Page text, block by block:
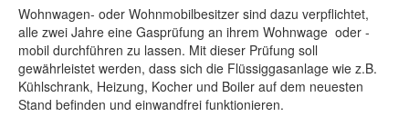
Wohnwagen- oder Wohnmobilbesitzer sind dazu verpflichtet,
alle zwei Jahre eine Gasprüfung an ihrem Wohnwage oder -
mobil durchführen zu lassen. Mit dieser Prüfung soll
gewährleistet werden, dass sich die Flüssiggasanlage wie z.B.
Kühlschrank, Heizung, Kocher und Boiler auf dem neuesten
Stand befinden und einwandfrei funktionieren.